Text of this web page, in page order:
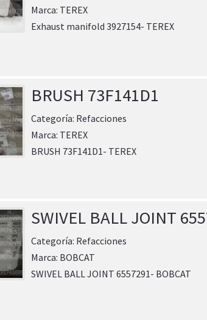
Marca: TEREX
Exhaust manifold 3927154- TEREX
BRUSH 73F141D1
Categoría: Refacciones
Marca: TEREX
BRUSH 73F141D1- TEREX
SWIVEL BALL JOINT
Categoría: Refacciones
Marca: BOBCAT
SWIVEL BALL JOINT 6557291- BOBCAT